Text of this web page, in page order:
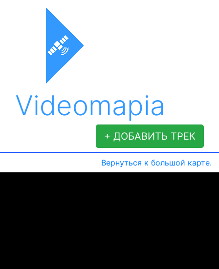
Videomapia
+ ДОБАВИТЬ ТРЕК
Вернуться к большой карте.